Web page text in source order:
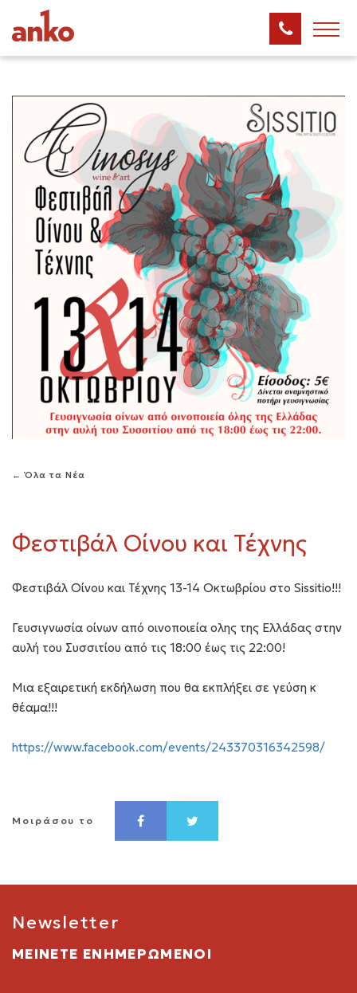
← Όλα τα Νέα
Φεστιβάλ Οίνου και Τέχνης
Φεστιβάλ Οίνου και Τέχνης 13-14 Οκτωβρίου στο Sissitio!!!
Γευσιγνωσία οίνων από οινοποιεία ολης της Ελλάδας στην
αυλή του Συσσιτίου από τις 18:00 έως τις 22:00!
Μια εξαιρετική εκδήλωση που θα εκπλήξει σε γεύση κ
θέαμα!!!
https://www.facebook.com/events/243370316342598/
Μοιράσου το
Newsletter
ΜΕΙΝΕΤΕ ΕΝΗΜΕΡΩΜΕΝΟΙ